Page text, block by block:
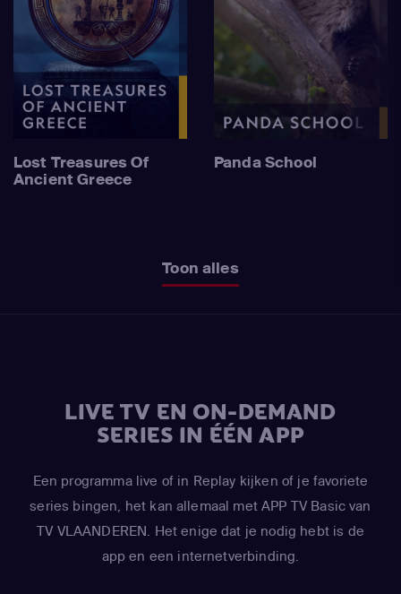
Lost Treasures Of
Ancient Greece
Panda School
Toon alles
LIVE TV EN ON-DEMAND
SERIES IN ÉÉN APP
Een programma live of in Replay kijken of je favoriete
series bingen, het kan allemaal met APP TV Basic van
TV VLAANDEREN. Het enige dat je nodig hebt is de
app en een internetverbinding.